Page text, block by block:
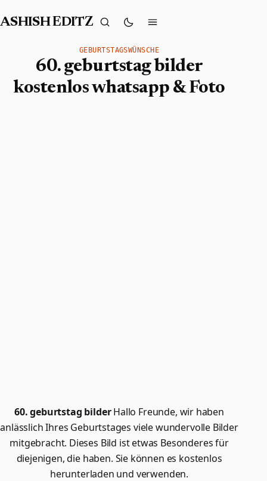
ASHISH EDITZ
GEBURTSTAGSWÜNSCHE
60. geburtstag bilder
kostenlos whatsapp & Foto
60. geburtstag bilderHallo Freunde, wir haben
anlässlich Ihres Geburtstages viele wundervolle Bilder
mitgebracht. Dieses Bild ist etwas Besonderes für
diejenigen, die haben. Sie können es kostenlos
herunterladen und verwenden.